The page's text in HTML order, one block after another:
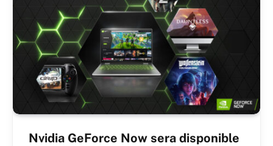
Nvidia GeForce Now sera disponible